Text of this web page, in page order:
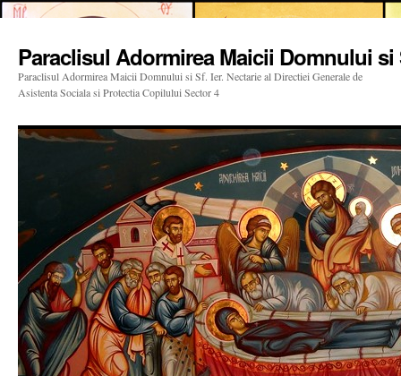
Paraclisul Adormirea Maicii Domnului si
Paraclisul Adormirea Maicii Domnului si Sf. Ier. Nectarie al Directiei Generale de
Asistenta Sociala si Protectia Copilului Sector 4